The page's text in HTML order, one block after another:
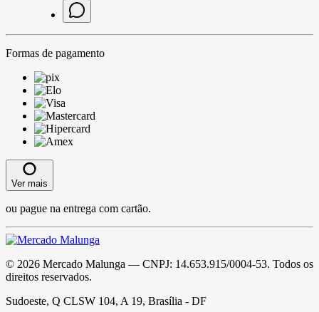
Formas de pagamento
Ver mais
ou pague na entrega com cartão.
© 2026 Mercado Malunga — CNPJ: 14.653.915/0004-53. Todos os
direitos reservados.
Sudoeste, Q CLSW 104, A 19, Brasília - DF